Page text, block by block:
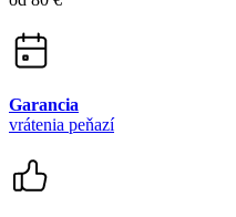
99% spokojnosť
15 500+